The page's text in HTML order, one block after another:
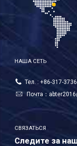
НАША СЕТЬ
Тел. : +86-317-
Почта：
СВЯЗАТЬСЯ
Следите за